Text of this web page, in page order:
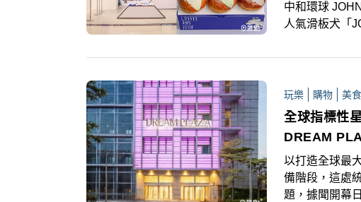
中和環球
人氣滑板犬「
與T-shirt同步
玩樂 購物 美食
全球指標性
DREAM
以打造全球最
備階段，這處
題，據聞開幕